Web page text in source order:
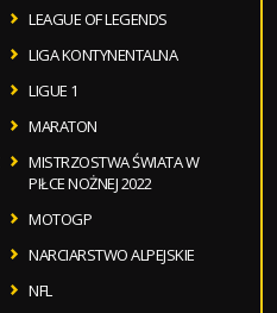
LEAGUE OF LEGENDS
LIGA KONTYNENTALNA
LIGUE 1
MARATON
MISTRZOSTWA ŚWIATA W
PIŁCE NOŻNEJ 2022
MOTOGP
NARCIARSTWO ALPEJSKIE
NFL